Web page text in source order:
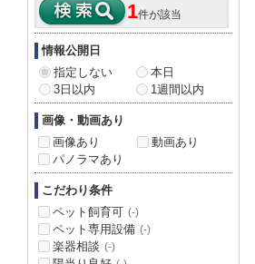
1件が該当
情報公開日
指定しない
本日
3日以内
1週間以内
画像・動画あり
画像あり
動画あり
パノラマあり
こだわり条件
ペット飼育可 (-)
ペット専用設備 (-)
楽器相談 (-)